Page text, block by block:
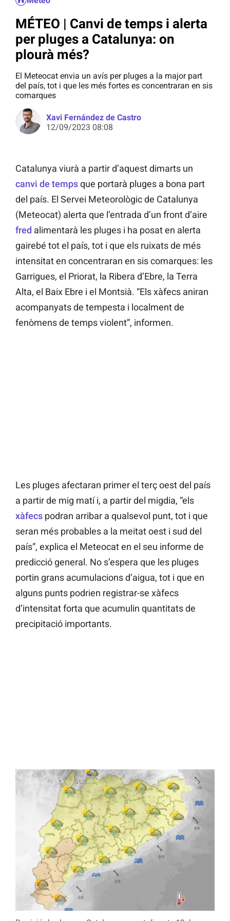
MÉTEO | Canvi de temps i alerta
per pluges a Catalunya: on
plourà més?
El Meteocat envia un avís per pluges a la major part
del país, tot i que les més fortes es concentraran en sis
comarques
Xavi Fernández de Castro
12/09/2023 08:08
Catalunya viurà a partir d’aquest dimarts un
canvi de tempsque portarà pluges a bona part
del país. El Servei Meteorològic de Catalunya
(Meteocat) alerta que l’entrada d’un front d’aire
fred alimentarà les pluges i ha posat en alerta
gairebé tot el país, tot i que els ruixats de més
intensitat en concentraran en sis comarques: les
Garrigues, el Priorat, la Ribera d’Ebre, la Terra
Alta, el Baix Ebre i el Montsià. “Els xàfecs aniran
acompanyats de tempesta i localment de
fenòmens de temps violent”, informen.
Les pluges afectaran primer el terç oest del país
a partir de mig matí i, a partir del migdia, “els
xàfecs podran arribar a qualsevol punt, tot i que
seran més probables a la meitat oest i sud del
país”, explica el Meteocat en el seu informe de
predicció general. No s’espera que les pluges
portin grans acumulacions d’aigua, tot i que en
alguns punts podrien registrar-se xàfecs
d’intensitat forta que acumulin quantitats de
precipitació importants.